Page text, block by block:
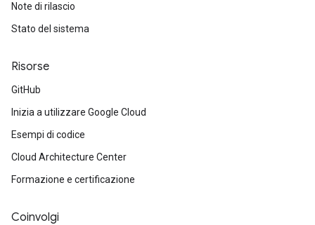
Note di rilascio
Stato del sistema
Risorse
GitHub
Inizia a utilizzare Google Cloud
Esempi di codice
Cloud Architecture Center
Formazione e certificazione
Coinvolgi